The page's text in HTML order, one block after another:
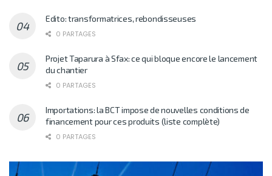
Edito: transformatrices, rebondisseuses
0 PARTAGES
Projet Taparura à Sfax: ce qui bloque encore le lancement
du chantier
0 PARTAGES
Importations: la BCT impose de nouvelles conditions de
financement pour ces produits (liste complète)
0 PARTAGES